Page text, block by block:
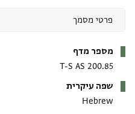
מספר מדף
T-S AS 200.85
שפה עיקרית
Hebrew